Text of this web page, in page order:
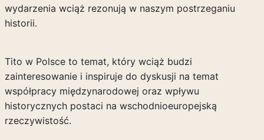
wydarzenia wciąż rezonują w naszym postrzeganiu
historii.
Tito w Polsce to temat, który wciąż budzi
zainteresowanie i inspiruje do dyskusji na temat
współpracy międzynarodowej oraz wpływu
historycznych postaci na wschodnioeuropejską
rzeczywistość.